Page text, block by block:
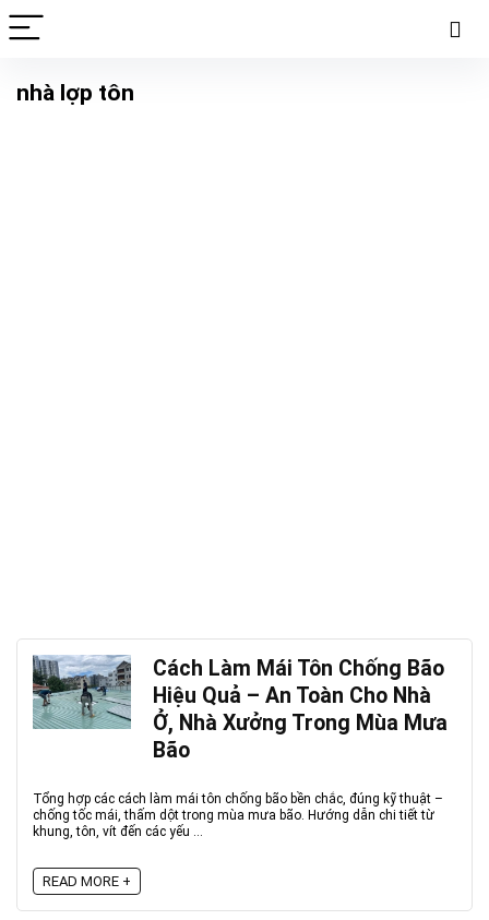
nhà lợp tôn
Cách Làm Mái Tôn Chống Bão
Hiệu Quả – An Toàn Cho Nhà
Ở, Nhà Xưởng Trong Mùa Mưa
Bão
Tổng hợp các cách làm mái tôn chống bão bền chắc, đúng kỹ thuật –
chống tốc mái, thấm dột trong mùa mưa bão. Hướng dẫn chi tiết từ
khung, tôn, vít đến các yếu ...
READ MORE +